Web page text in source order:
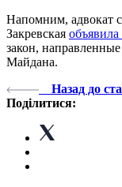
Напомним, адвокат
Закревская объявила
закон,
Майдана.
Назад до
Поділитися: